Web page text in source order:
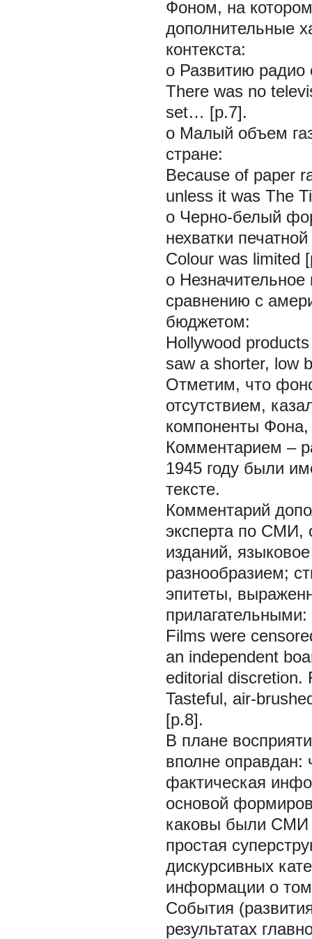
Фоном, на
дополнительные
контекста:
o Развитию радио
There was no
set… [p.7].
o Малый объем
стране:
Because of paper
unless it was The
o Черно-белый
нехватки
Colour was limited
o
сравнению с
бюджетом:
Hollywood
saw a shorter, low
Отметим, что
отсутствием,
компоненты
Комментарием –
1945 году были
тексте.
Комментарий
эксперта по СМИ,
изданий,
разнообразием;
эпитеты,
прилагательными:
Films were
an independent
editorial discretion.
Tasteful, air-
[p.8].
В плане
вполне оправдан:
фактическая
основой
каковы были СМИ
простая
дискурсивных
информации о
События
результатах